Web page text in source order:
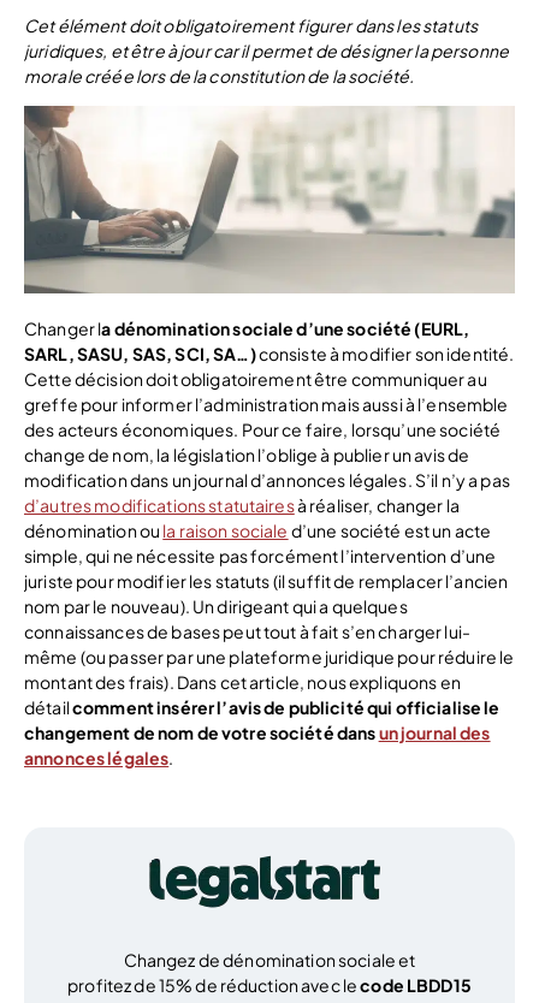
Cet élément doit obligatoirement figurer dans les statuts
juridiques, et être à jour car il permet de désigner la personne
morale créée lors de la constitution de la société.
Changer la dénomination sociale d’une société (EURL,
SARL, SASU, SAS, SCI, SA…)consiste à modifier son identité.
Cette décision doit obligatoirement être communiquer au
greffe pour informer l’administration mais aussi à l’ensemble
des acteurs économiques. Pour ce faire, lorsqu’une société
change de nom, la législation l’oblige à publier un avis de
modification dans un journal d’annonces légales. S’il n’y a pas
d’autres modifications statutairesà réaliser, changer la
dénomination ou la raison sociale d’une société est un acte
simple, qui ne nécessite pas forcément l’intervention d’une
juriste pour modifier les statuts (il suffit de remplacer l’ancien
nom par le nouveau). Un dirigeant qui a quelques
connaissances de bases peut tout à fait s’en charger lui-
même (ou passer par une plateforme juridique pour réduire le
montant des frais). Dans cet article, nous expliquons en
détailcomment insérer l’avis de publicité qui officialise le
changement de nom de votre société dansun journal des
annonces légales.
Changez de dénomination sociale et
profitez de 15% de réduction avec lecode LBDD15